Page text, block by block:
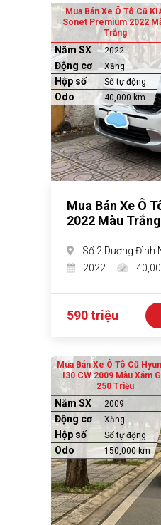
Mua Bán Xe Ô Tô Cũ
Sonet Premium 2022
Trắng
Năm SX 2022
Động cơ Xăng
Hộp số Số tự động
Odo 40,000 km
Mua Bán Xe Ô
2022 Màu Trắng
Số 2 Dương Đình
2022
590 triệu
Mua Bán Xe Ô Tô Cũ
I30 CW 2009 Màu Xám
250 Triệu
Năm SX 2009
Động cơ Xăng
Hộp số Số tự động
Odo 150,000 km